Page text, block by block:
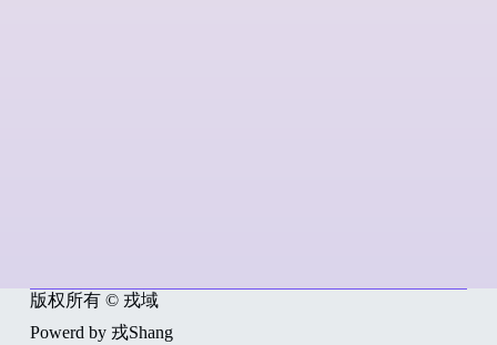
版权所有 © 戎域
Powerd by 戎Shang